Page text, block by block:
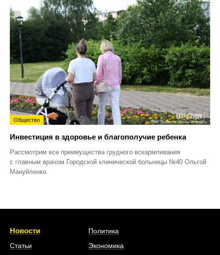
Общество
Инвестиция в здоровье и благополучие ребенка
Рассмотрим все преимущества грудного вскармливания
с главным врачом Городской клинической больницы №40 Ольгой
Мануйленко.
Новости
Статьи
Политика
Экономика